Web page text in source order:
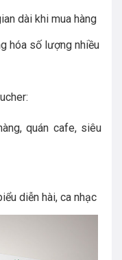
dài khi mua hàng
hóa số lượng nhiều
quán cafe, siêu
diễn hài, ca nhạc